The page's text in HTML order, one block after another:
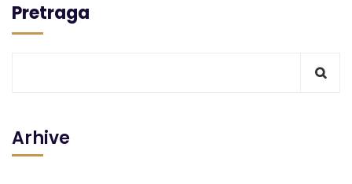
Pretraga
Arhive